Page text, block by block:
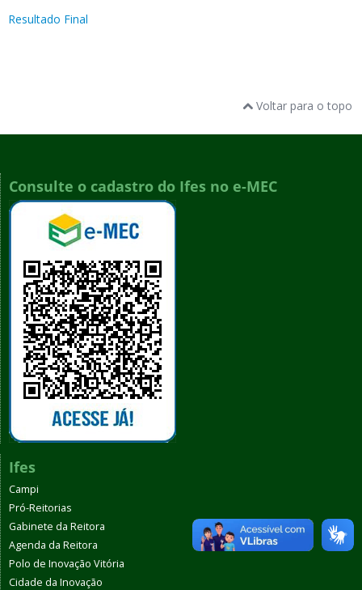
Resultado Final
Voltar para o topo
Consulte o cadastro do Ifes no e-MEC
Ifes
Campi
Pró-Reitorias
Gabinete da Reitora
Agenda da Reitora
Polo de Inovação Vitória
Cidade da Inovação